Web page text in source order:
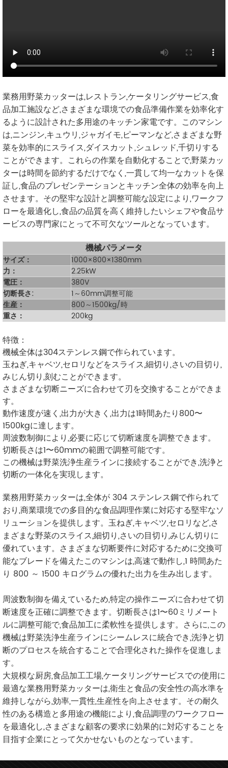
業務用野菜カッターは,レストラン,ケータリングサービス,食
品加工施設など,さまざまな環境での食品準備作業を効率化す
るように設計された多用途のキッチン家電です。このマシン
は,ニンジン,キュウリ,ジャガイモ,ピーマンなど,さまざまな野
菜を効率的にスライス,ダイスカット,シュレッド,千切りする
ことができます。これらの作業を自動化することで,野菜カッ
ターは時間を節約するだけでなく,一貫して均一なカットを保
証し,食品のプレゼンテーションとキッチン全体の効率を向上
させます。その堅牢な設計と調整可能な設定により,ワークフ
ローを最適化し,食品の品質を高く維持したいシェフや食品サ
ービスの専門家にとって不可欠なツールとなっています。
機械パラメータ
サイズ：
1000×800×1380mm
力：
2.25kW
電圧：
380V
切断長さ:
1～60mm調整可能
生産：
800～1500kg/時
重さ：
200kg
特徴：
機械全体は304ステンレス鋼で作られています。
玉ねぎ,キャベツ,セロリなどをスライス,細切り,さいの目切り,
みじん切り,刻むことができます。
さまざまな切断ニーズに合わせて刃を交換することができま
す。
動作速度が速く,出力が大きく,出力は1時間あたり800〜
1500kgに達します。
周波数制御により,必要に応じて切断速度を調整できます。
切断長さは1〜60mmの範囲で調整可能です。
この機械は野菜洗浄生産ラインに接続することができ,洗浄と
切断の一体化を実現します。
業務用野菜カッターは,全体が 304 ステンレス鋼で作られて
おり,商業環境での多目的な食品調理作業に対応する堅牢なソ
リューションを提供します。玉ねぎ,キャベツ,セロリなど,さ
まざまな野菜のスライス,細切り,さいの目切り,みじん切りに
優れています。さまざまな切断要件に対応するために交換可
能なブレードを備えたこのマシンは,高速で動作し,1 時間あた
り 800 ～ 1500 キログラムの優れた出力を生み出します。
周波数制御を備えているため,特定の操作ニーズに合わせて切
断速度を正確に調整できます。切断長さは1〜60ミリメート
ルに調整可能で,食品加工に柔軟性を提供します。さらに,この
機械は野菜洗浄生産ラインにシームレスに統合でき,洗浄と切
断のプロセスを統合することで合理化された操作を促進しま
す。
大規模な厨房,食品加工工場,ケータリングサービスでの使用に
最適な業務用野菜カッターは,衛生と食品の安全性の高水準を
維持しながら,効率,一貫性,生産性を向上させます。その耐久
性のある構造と多用途の機能により,食品調理のワークフロー
を最適化し,さまざまな顧客の要求に効果的に対応することを
目指す企業にとって欠かせないものとなっています。